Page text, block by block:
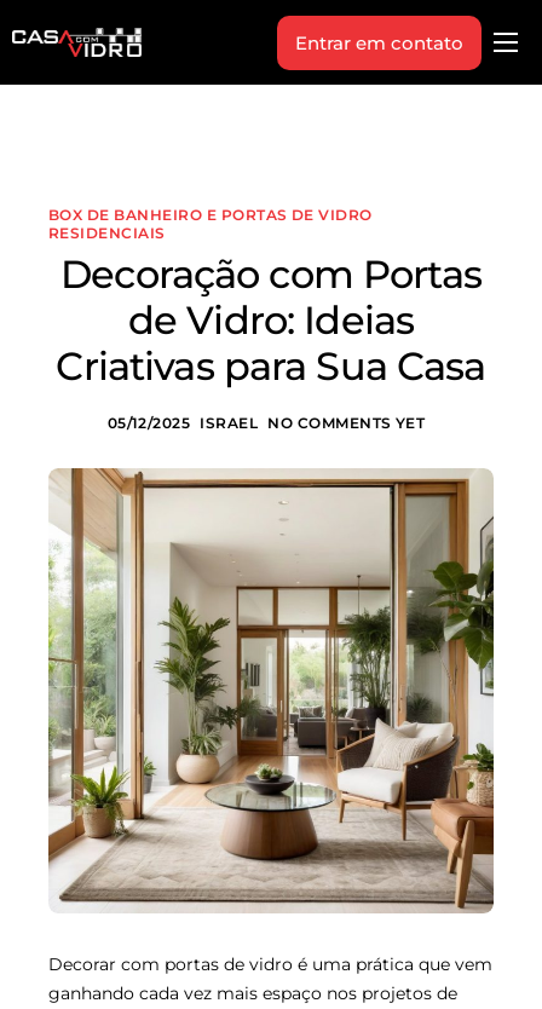
Produtos
Blog
Workshop
Sobre Nós
Entrar em contato
BOX DE BANHEIRO E PORTAS DE VIDRO
RESIDENCIAIS
Decoração com Portas
de Vidro: Ideias
Criativas para Sua Casa
05/12/2025 ISRAEL NO COMMENTS YET
Decorar com portas de vidro é uma prática que vem
ganhando cada vez mais espaço nos projetos de